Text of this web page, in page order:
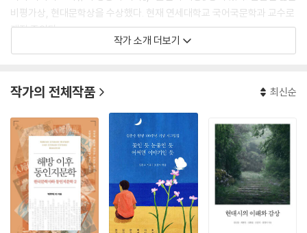
비평가상, 현대문학상을 수상했다. 현재 연세대학교 국어국문학과 교수로
재직 중이다.
작가 소개 더보기
작가의 전체작품 최신순